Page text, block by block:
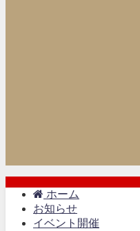
ホーム
お知らせ
イベント開催